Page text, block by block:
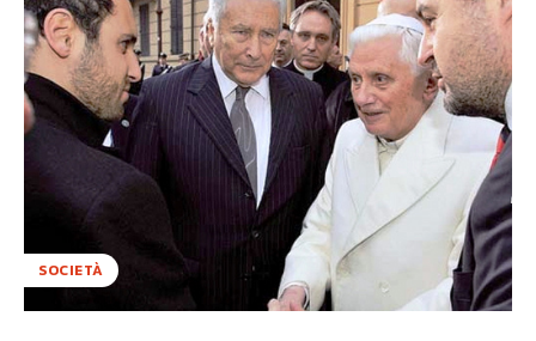
SOCIETÀ